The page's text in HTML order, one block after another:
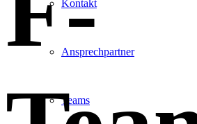
Kontakt
Ansprechpartner
Teams